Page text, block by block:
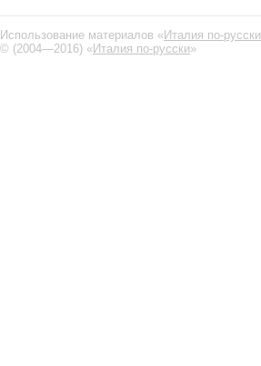
Использование материалов «Италия по-русски
© (2004—2016) «Италия по-русски»